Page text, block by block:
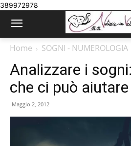
389972978
Home SOGNI - NUMEROLOGIA
Analizzare i
che ci può aiutare
Maggio 2, 2012